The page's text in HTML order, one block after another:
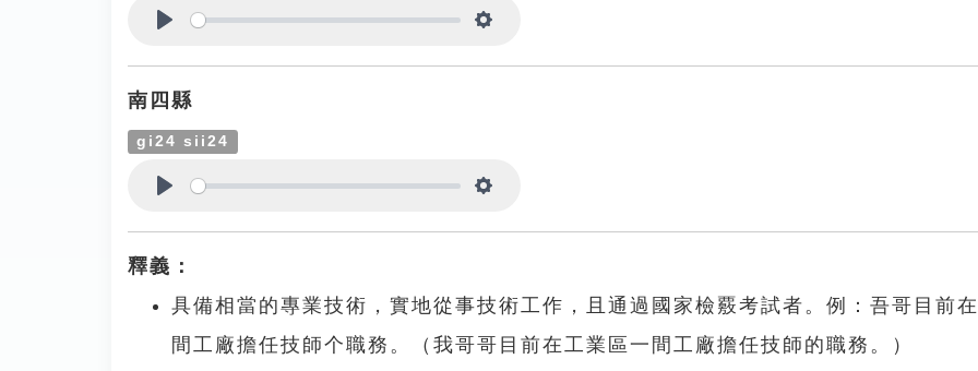
南四縣
gi24 sii24
釋義：
具備相當的專業技術，實地從事技術工作，且通過國家檢覈考試者。例：吾哥目前
間工廠擔任技師个職務。（我哥哥目前在工業區一間工廠擔任技師的職務。）